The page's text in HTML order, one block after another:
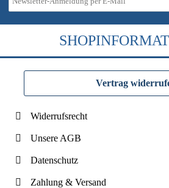
Vertrag
Widerrufsrecht
Unsere AGB
Datenschutz
Zahlung & Versand